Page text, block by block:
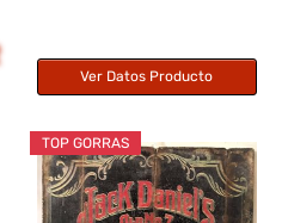
Ver Datos Producto
TOP GORRAS